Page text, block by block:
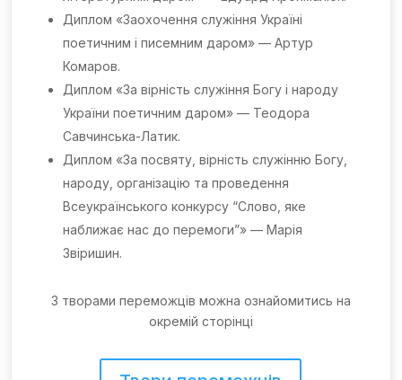
Диплом «Заохочення служіння Україні
поетичним і писемним даром» — Артур
Комаров.
Диплом «За вірність служіння Богу і народу
України поетичним даром» — Теодора
Савчинська-Латик.
Диплом «За посвяту, вірність служінню Богу,
народу, організацію та проведення
Всеукраїнського конкурсу “Слово, яке
наближає нас до перемоги”» — Марія
Звіришин.
З творами переможців можна ознайомитись на
окремій сторінці